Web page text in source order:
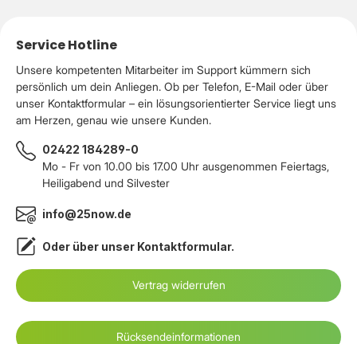
Service Hotline
Unsere kompetenten Mitarbeiter im Support kümmern sich
persönlich um dein Anliegen. Ob per Telefon, E-Mail oder über
unser Kontaktformular – ein lösungsorientierter Service liegt uns
am Herzen, genau wie unsere Kunden.
02422 184289-0
Mo - Fr von 10.00 bis 17.00 Uhr ausgenommen Feiertags,
Heiligabend und Silvester
info@25now.de
Oder über unser Kontaktformular.
Vertrag widerrufen
Rücksendeinformationen